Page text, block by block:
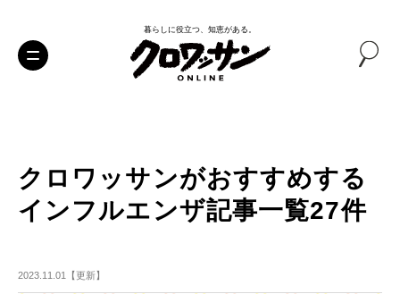
暮らしに役立つ、知恵がある。
クロワッサンがおすすめする
インフルエンザ記事一覧27件
2023.11.01【更新】